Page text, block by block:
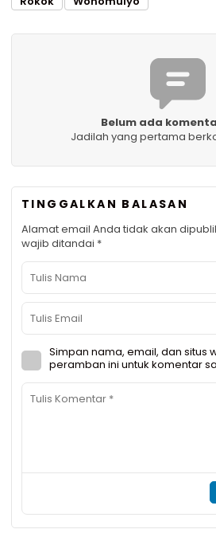
Belum ada
Jadilah yang pertama
TINGGALKAN BALASAN
Alamat email Anda tidak akan
wajib ditandai *
Simpan nama, email, dan situs
peramban ini untuk komentar